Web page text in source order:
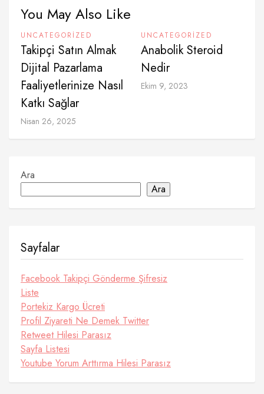
You May Also Like
UNCATEGORIZED
Takipçi Satın Almak
Dijital Pazarlama
Faaliyetlerinize Nasıl
Katkı Sağlar
Nisan 26, 2025
UNCATEGORIZED
Anabolik Steroid
Nedir
Ekim 9, 2023
Ara
Ara
Sayfalar
Facebook Takipçi Gönderme Şifresiz
Liste
Portekiz Kargo Ücreti
Profil Ziyareti Ne Demek Twitter
Retweet Hilesi Parasız
Sayfa Listesi
Youtube Yorum Arttırma Hilesi Parasız